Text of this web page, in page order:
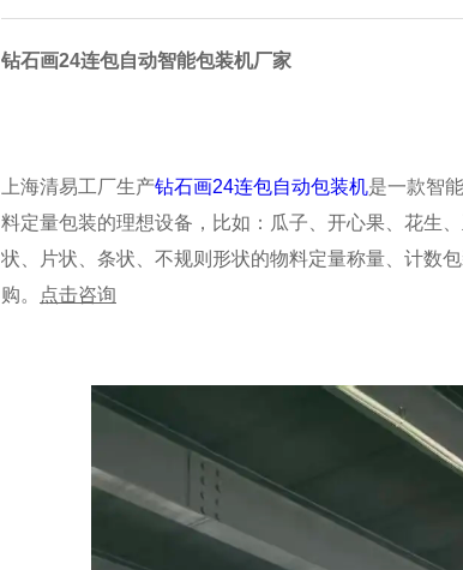
钻石画24连包自动智能包装机厂家
上海清易工厂生产钻石画24连包自动包装机是一款智
料定量包装的理想设备，比如：瓜子、开心果、花生
状、片状、条状、不规则形状的物料定量称量、计数
购。
点击咨询